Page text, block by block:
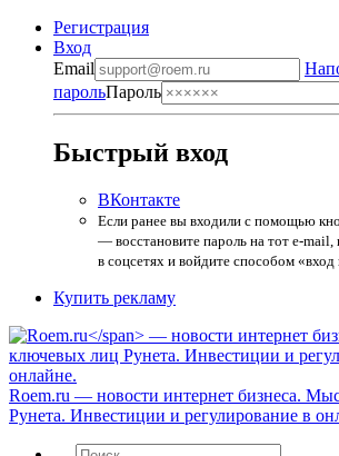
Регистрация
Вход
Email
парольПароль
Быстрый вход
ВКонтакте
Если ранее вы входили с помощью
— восстановите пароль на тот e-mail,
в соцсетях и войдите способом «вход
Купить рекламу
Roem.ru — новости интернет бизнеса.
Рунета. Инвестиции и регулирование в